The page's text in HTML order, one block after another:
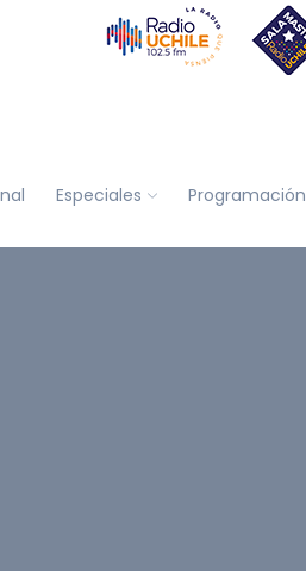
Especiales Programación